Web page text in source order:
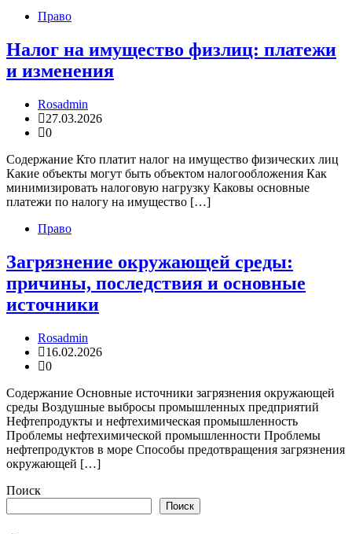
Право
Налог на имущество физлиц: платежи
и изменения
Rosadmin
27.03.2026
0
Содержание Кто платит налог на имущество физических лиц
Какие объекты могут быть объектом налогообложения Как
минимизировать налоговую нагрузку Каковы основные
платежи по налогу на имущество […]
Право
Загрязнение окружающей среды:
причины, последствия и основные
источники
Rosadmin
16.02.2026
0
Содержание Основные источники загрязнения окружающей
среды Воздушные выбросы промышленных предприятий
Нефтепродукты и нефтехимическая промышленность
Проблемы нефтехимической промышленности Проблемы
нефтепродуктов в море Способы предотвращения загрязнения
окружающей […]
Поиск
Поиск